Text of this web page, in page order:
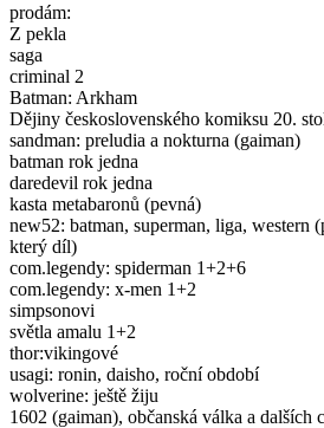
prodám:
Z pekla
saga
criminal 2
Batman: Arkham
Dějiny československého komiksu 20.
sandman: preludia a nokturna (gaiman)
batman rok jedna
daredevil rok jedna
kasta metabaronů (pevná)
new52: batman, superman, liga, western
který díl)
com.legendy: spiderman 1+2+6
com.legendy: x-men 1+2
simpsonovi
světla amalu 1+2
thor:vikingové
usagi: ronin, daisho, roční období
wolverine: ještě žiju
1602 (gaiman), občanská válka a